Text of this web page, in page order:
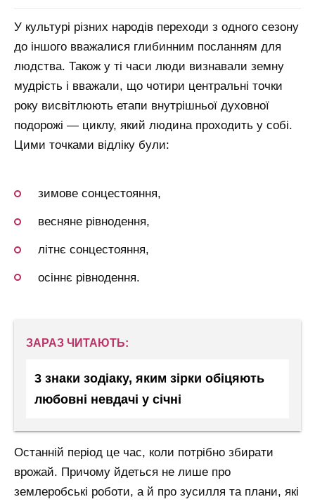
У культурі різних народів переходи з одного сезону
до іншого вважалися глибинним посланням для
людства. Також у ті часи люди визнавали земну
мудрість і вважали, що чотири центральні точки
року висвітлюють етапи внутрішньої духовної
подорожі — циклу, який людина проходить у собі.
Цими точками відліку були:
зимове сонцестояння,
весняне рівнодення,
літнє сонцестояння,
осіннє рівнодення.
ЗАРАЗ ЧИТАЮТЬ:
3 знаки зодіаку, яким зірки обіцяють
любовні невдачі у січні
Останній період це час, коли потрібно збирати
врожай. Причому йдеться не лише про
землеробські роботи, а й про зусилля та плани, які